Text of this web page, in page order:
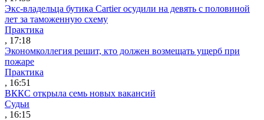
Экс-владельца бутика Cartier осудили на девять с половиной
лет за таможенную схему
Практика
, 17:18
Экономколлегия решит, кто должен возмещать ущерб при
пожаре
Практика
, 16:51
ВККС открыла семь новых вакансий
Судьи
, 16:15